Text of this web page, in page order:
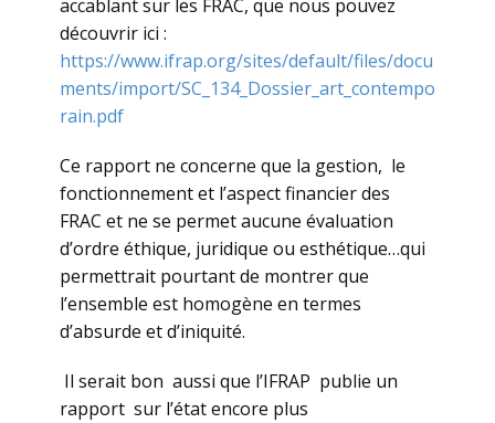
accablant sur les FRAC, que nous pouvez
découvrir ici :
https://www.ifrap.org/sites/default/files/docu
ments/import/SC_134_Dossier_art_contempo
rain.pdf
Ce rapport ne concerne que la gestion, le
fonctionnement et l’aspect financier des
FRAC et ne se permet aucune évaluation
d’ordre éthique, juridique ou esthétique…qui
permettrait pourtant de montrer que
l’ensemble est homogène en termes
d’absurde et d’iniquité.
Il serait bon aussi que l’IFRAP publie un
rapport sur l’état encore plus